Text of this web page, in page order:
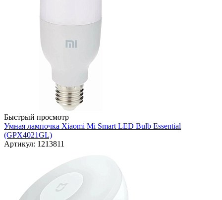
Быстрый просмотр
Умная лампочка Xiaomi Mi Smart LED Bulb Essential
(GPX4021GL)
Артикул: 1213811